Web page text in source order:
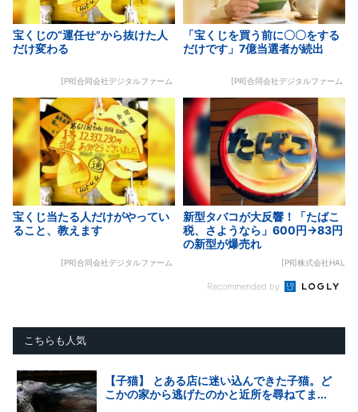
宝くじの“運任せ”から抜けた人
だけ変わる
[PR]合同会社デジタルファーム
「宝くじを買う前に〇〇をする
だけです」7億当選者が続出
[PR]合同会社デジタルファーム
宝くじ当たる人だけがやってい
ること、教えます
[PR]合同会社デジタルファーム
新型タバコが大反響！「たばこ
税、さようなら」600円→83円
の新型が爆売れ
[PR]株式会社HAL
Recommended by
こちらも人気
【子猫】 とある店に迷い込んできた子猫。ど
こかの家から逃げたのかと近所を尋ねてま...